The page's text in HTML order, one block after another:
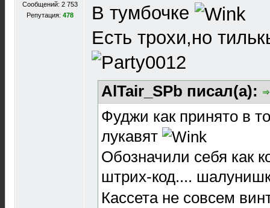
Сообщений: 2 753
Репутация: 478
В тумбочке
Есть трохи,но
AlTair_SPb писал(а):
Фуджи как принято в
лукавят
Обозначили себя как
штрих-код....
Кассета не совсем